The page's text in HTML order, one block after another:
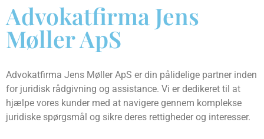
Advokatfirma Jens
Møller ApS
Advokatfirma Jens Møller ApS er din pålidelige partner inden
for juridisk rådgivning og assistance. Vi er dedikeret til at
hjælpe vores kunder med at navigere gennem komplekse
juridiske spørgsmål og sikre deres rettigheder og interesser.